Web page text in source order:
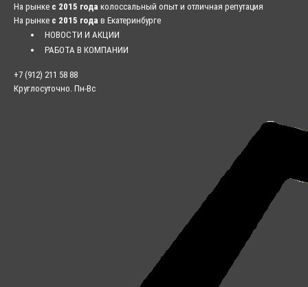
На рынке с 2015 года колоссальный опыт и отличная репутация
На рынке с 2015 года в Екатеринбурге
НОВОСТИ И АКЦИИ
РАБОТА В КОМПАНИИ
+7 (912) 211 58 88
Круглосуточно. Пн-Вс